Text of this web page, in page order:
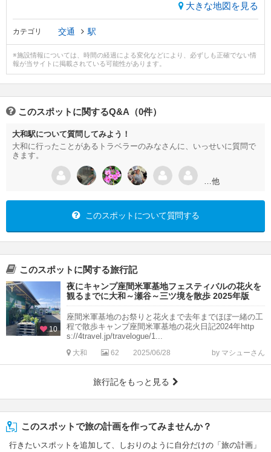
大きな地図を見る
カテゴリ 交通 駅
※施設情報については、時間の経過による変化などにより、必ずしも正確でない情
報が当サイトに掲載されている可能性があります。
このスポットに関するQ&A（0件）
大和駅について質問してみよう！
大和に行ったことがあるトラベラーのみなさんに、いっせいに質問で
きます。
…他
このスポットについて質問する
このスポットに関する旅行記
10
夜にキャンプ座間米軍基地フェスティバルの花火を
観るまでに大和～瀬谷～三ツ境を散歩 2025年版
座間米軍基地のお祭りと花火まで去年までほぼ一緒の工
程で散歩キャンプ座間米軍基地の花火日記2024年http
s://4travel.jp/travelogue/1...
大和 62 2025/06/28 by マシューさん
旅行記をもっと見る
このスポットで旅の計画を作ってみませんか？
行きたいスポットを追加して、しおりのように自分だけの「旅の計画」